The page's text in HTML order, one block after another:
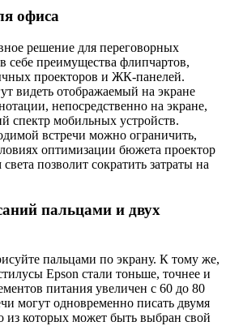
офиса
решение для переговорных
себе преимущества флипчартов,
проекторов и ЖК-панелей.
видеть отображаемый на экране
непосредственно на экране,
спектр мобильных устройств.
встречи можно ограничить,
оптимизации бюжета проектор
позволит сократить затраты на
пальцами и двух
пальцами по экрану. К тому же,
Epson стали тоньше, точнее и
питания увеличен с 60 до 80
могут одновременно писать двумя
из которых может быть выбран свой